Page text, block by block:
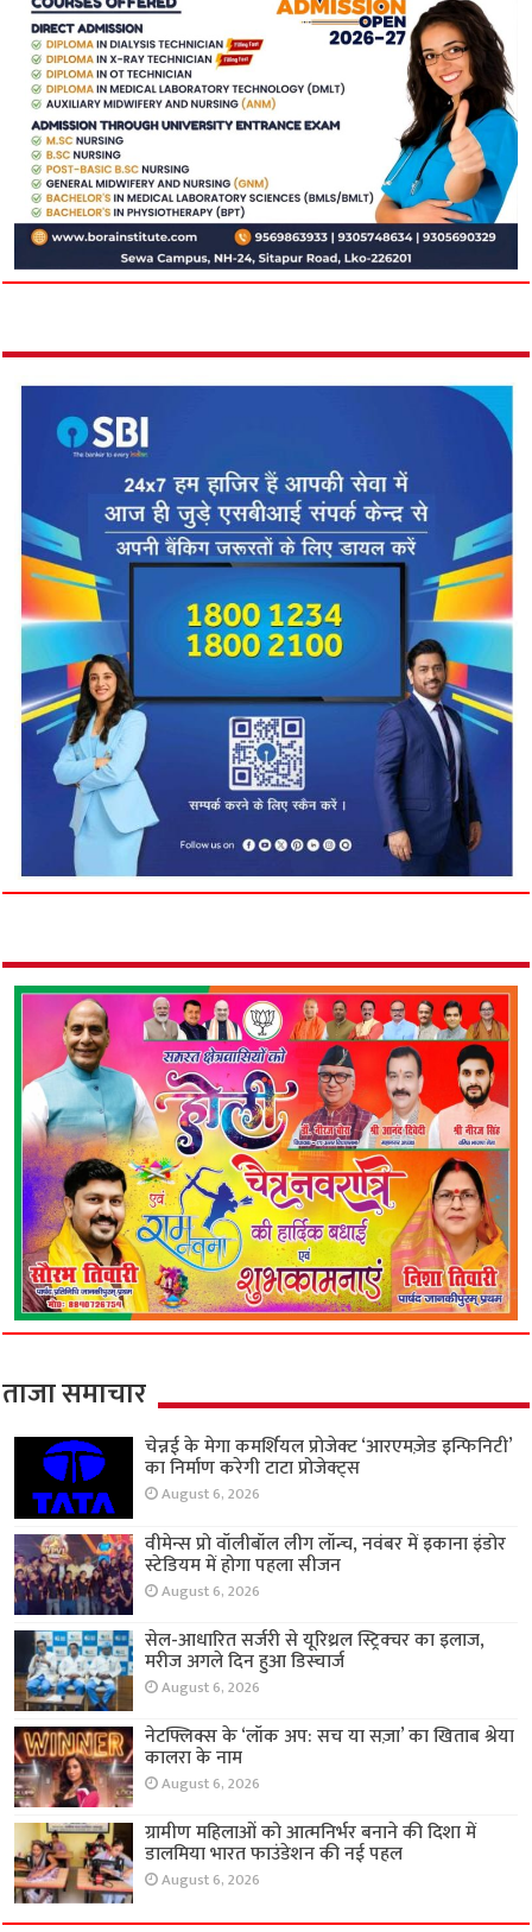
ताजा समाचार
चेन्नई के मेगा कमर्शियल प्रोजेक्ट ‘आरएमज़ेड इन्फिनिटी’
का निर्माण करेगी टाटा प्रोजेक्ट्स
August 6, 2026
वीमेन्स प्रो वॉलीबॉल लीग लॉन्च, नवंबर में इकाना इंडोर
स्टेडियम में होगा पहला सीजन
August 6, 2026
सेल-आधारित सर्जरी से यूरिथ्रल स्ट्रिक्चर का इलाज,
मरीज अगले दिन हुआ डिस्चार्ज
August 6, 2026
नेटफ्लिक्स के ‘लॉक अप: सच या सज़ा’ का खिताब श्रेया
कालरा के नाम
August 6, 2026
ग्रामीण महिलाओं को आत्मनिर्भर बनाने की दिशा में
डालमिया भारत फाउंडेशन की नई पहल
August 6, 2026